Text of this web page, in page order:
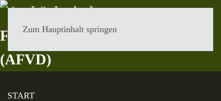
Zum Hauptinhalt springen
START